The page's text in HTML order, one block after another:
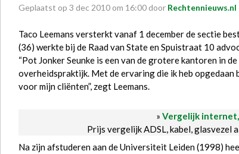
Geplaatst op 3 dec 2010 om 16:00 door Rechtennieuws.nl
Taco Leemans versterkt vanaf 1 december de sectie
(36) werkte bij de Raad van State en Spuistraat 10
“Pot Jonker Seunke is een van de grotere kantoren in
overheidspraktijk. Met de ervaring die ik heb opgedaan
voor mijn cliënten”, zegt Leemans.
» Vergelijk
Prijs vergelijk ADSL, kabel, glasvezel
Na zijn afstuderen aan de Universiteit Leiden (1998)